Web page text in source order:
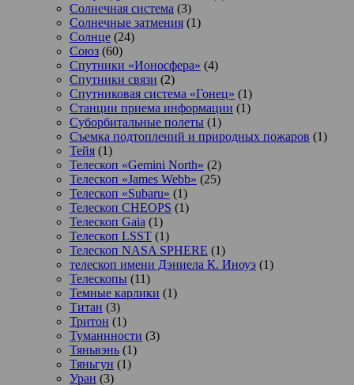
Солнечная система (3)
Солнечные затмения (1)
Солнце (24)
Союз (60)
Спутники «Ионосфера» (4)
Спутники связи (2)
Спутниковая система «Гонец» (1)
Станции приема информации (1)
Суборбитальные полеты (1)
Съемка подтоплений и природных пожаров (1)
Тейя (1)
Телескоп «Gemini North» (2)
Телескоп «James Webb» (25)
Телескоп «Subaru» (1)
Телескоп CHEOPS (1)
Телескоп Gaia (1)
Телескоп LSST (1)
Телескоп NASA SPHERE (1)
телескоп имени Дэниела К. Иноуэ (1)
Телескопы (11)
Темные карлики (1)
Титан (3)
Тритон (1)
Туманнности (3)
Тяньвэнь (1)
Тяньгун (1)
Уран (3)